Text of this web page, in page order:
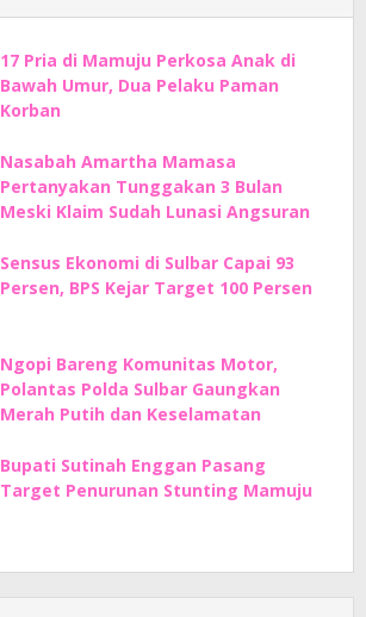
17 Pria di Mamuju Perkosa Anak di
Bawah Umur, Dua Pelaku Paman
Korban
Nasabah Amartha Mamasa
Pertanyakan Tunggakan 3 Bulan
Meski Klaim Sudah Lunasi Angsuran
Sensus Ekonomi di Sulbar Capai 93
Persen, BPS Kejar Target 100 Persen
Ngopi Bareng Komunitas Motor,
Polantas Polda Sulbar Gaungkan
Merah Putih dan Keselamatan
Bupati Sutinah Enggan Pasang
Target Penurunan Stunting Mamuju